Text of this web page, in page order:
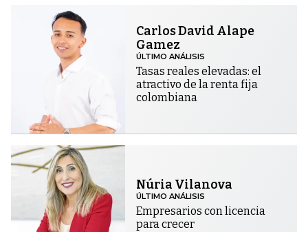
Carlos David Alape
Gamez
ÚLTIMO ANÁLISIS
Tasas reales elevadas: el
atractivo de la renta fija
colombiana
Núria Vilanova
ÚLTIMO ANÁLISIS
Empresarios con licencia
para crecer